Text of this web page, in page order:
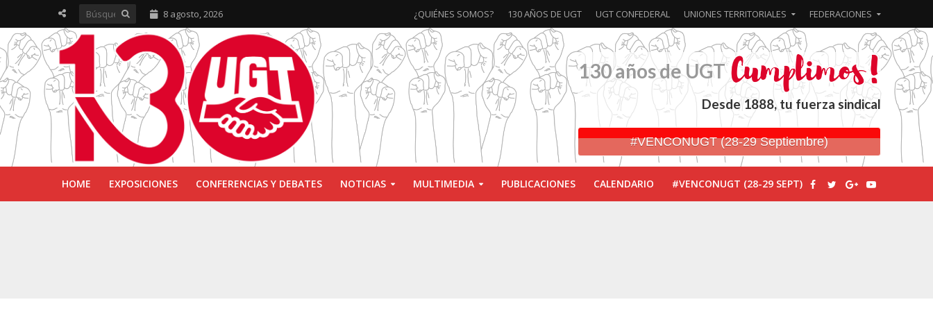
8 agosto, 2026 ¿QUIÉNES SOMOS? 130 AÑOS DE UGT UGT CONFEDERAL UNIONES TERRITORIALES FEDERACIONES
130 años de UGT
Desde 1888, tu fuerza sindical
#VENCONUGT (28-29 Septiembre)
HOME EXPOSICIONES CONFERENCIAS Y DEBATES NOTICIAS MULTIMEDIA PUBLICACIONES CALENDARIO #VENCONUGT (28-29 SEPT)